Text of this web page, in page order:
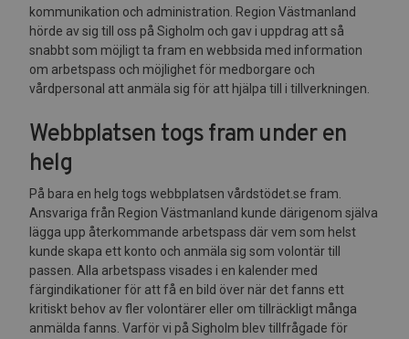
kommunikation och administration. Region Västmanland
hörde av sig till oss på Sigholm och gav i uppdrag att så
snabbt som möjligt ta fram en webbsida med information
om arbetspass och möjlighet för medborgare och
vårdpersonal att anmäla sig för att hjälpa till i tillverkningen.
Webbplatsen togs fram under en
helg
På bara en helg togs webbplatsen vårdstödet.se fram.
Ansvariga från Region Västmanland kunde därigenom själva
lägga upp återkommande arbetspass där vem som helst
kunde skapa ett konto och anmäla sig som volontär till
passen. Alla arbetspass visades i en kalender med
färgindikationer för att få en bild över när det fanns ett
kritiskt behov av fler volontärer eller om tillräckligt många
anmälda fanns. Varför vi på Sigholm blev tillfrågade för